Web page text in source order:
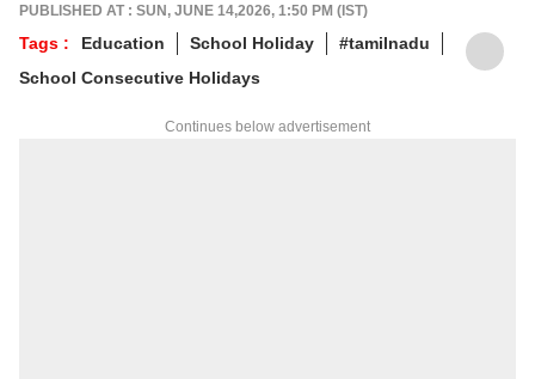
PUBLISHED AT : SUN, JUNE 14,2026, 1:50 PM (IST)
Tags : Education School Holiday
#tamilnadu
School Consecutive Holidays
Continues below advertisement